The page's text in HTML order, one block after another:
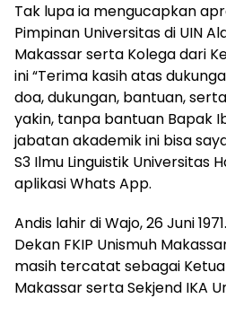
Tak lupa ia mengucapkan
Pimpinan Universitas di UIN
Makassar serta Kolega dari
ini “Terima kasih atas
doa, dukungan, bantuan,
yakin, tanpa bantuan Bapak
jabatan akademik ini bisa
S3 Ilmu Linguistik Universitas
aplikasi Whats App.
Andis lahir di Wajo, 26 Juni
Dekan FKIP Unismuh
masih tercatat sebagai Ketua
Makassar serta Sekjend IKA